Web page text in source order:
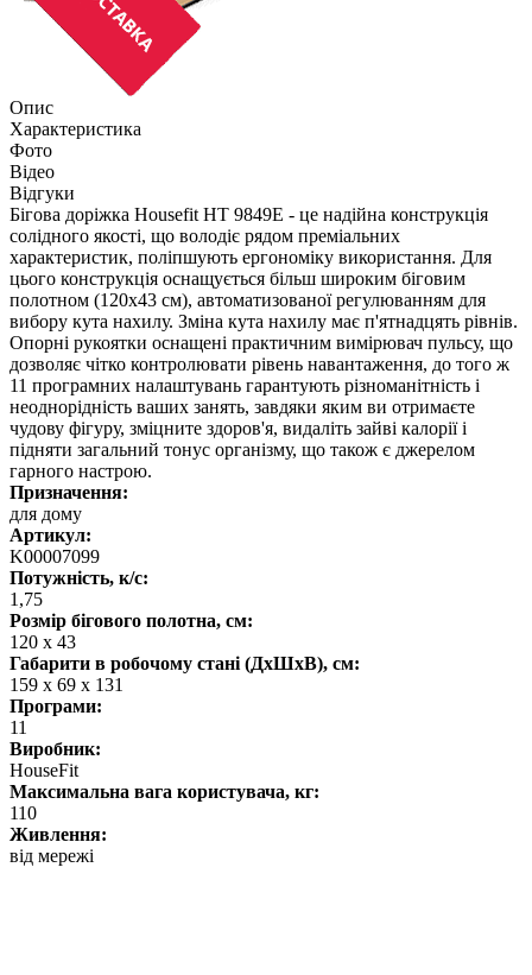
Опис
Характеристика
Фото
Відео
Відгуки
Бігова доріжка Housefit НТ 9849E - це надійна конструкція
солідного якості, що володіє рядом преміальних
характеристик, поліпшують ергономіку використання. Для
цього конструкція оснащується більш широким біговим
полотном (120х43 см), автоматизованої регулюванням для
вибору кута нахилу. Зміна кута нахилу має п'ятнадцять рівнів.
Опорні рукоятки оснащені практичним вимірювач пульсу, що
дозволяє чітко контролювати рівень навантаження, до того ж
11 програмних налаштувань гарантують різноманітність і
неоднорідність ваших занять, завдяки яким ви отримаєте
чудову фігуру, зміцните здоров'я, видаліть зайві калорії і
підняти загальний тонус організму, що також є джерелом
гарного настрою.
Призначення:
для дому
Артикул:
K00007099
Потужність, к/с:
1,75
Розмір бігового полотна, см:
120 х 43
Габарити в робочому стані (ДхШхВ), см:
159 х 69 х 131
Програми:
11
Виробник:
HouseFit
Максимальна вага користувача, кг:
110
Живлення:
від мережі